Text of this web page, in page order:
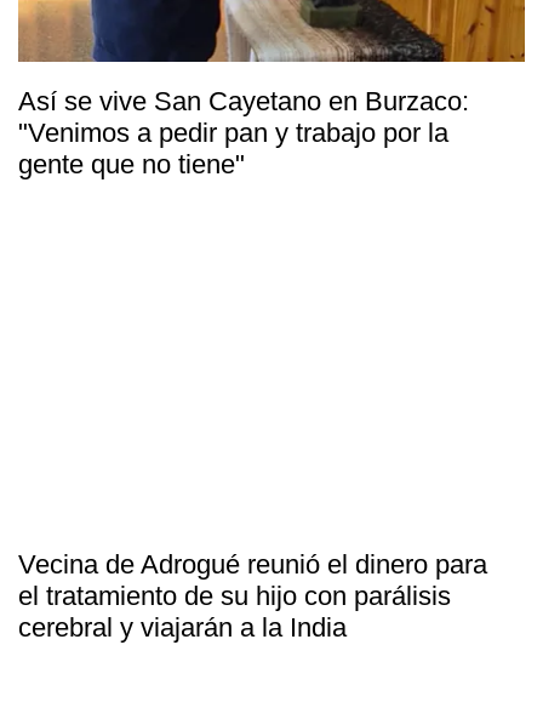
Así se vive San Cayetano en Burzaco:
"Venimos a pedir pan y trabajo por la
gente que no tiene"
Vecina de Adrogué reunió el dinero para
el tratamiento de su hijo con parálisis
cerebral y viajarán a la India